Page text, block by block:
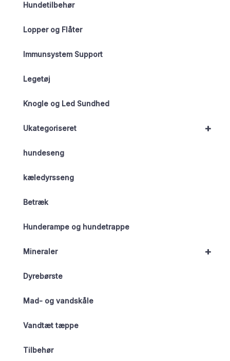
Hundetilbehør
Lopper og Flåter
Immunsystem Support
Legetøj
Knogle og Led Sundhed
+
Ukategoriseret
hundeseng
kæledyrsseng
Betræk
Hunderampe og hundetrappe
+
Mineraler
Dyrebørste
Mad- og vandskåle
Vandtæt tæppe
Tilbehør